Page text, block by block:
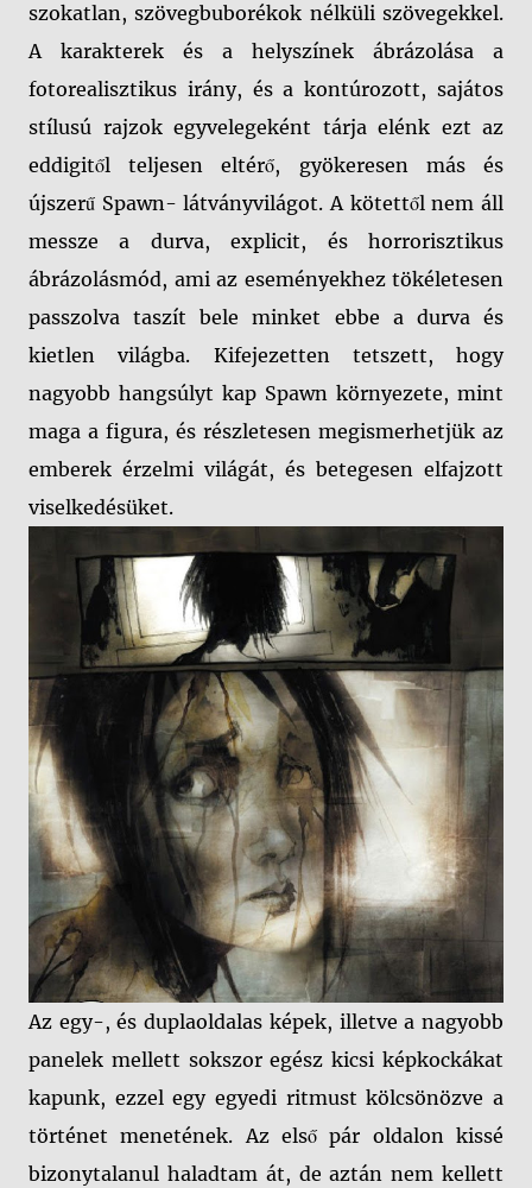
szokatlan, szövegbuborékok nélküli szövegekkel.
A karakterek és a helyszínek ábrázolása a
fotorealisztikus irány, és a kontúrozott, sajátos
stílusú rajzok egyvelegeként tárja elénk ezt az
eddigitől teljesen eltérő, gyökeresen más és
újszerű Spawn- látványvilágot. A kötettől nem áll
messze a durva, explicit, és horrorisztikus
ábrázolásmód, ami az eseményekhez tökéletesen
passzolva taszít bele minket ebbe a durva és
kietlen világba. Kifejezetten tetszett, hogy
nagyobb hangsúlyt kap Spawn környezete, mint
maga a figura, és részletesen megismerhetjük az
emberek érzelmi világát, és betegesen elfajzott
viselkedésüket.
Az egy-, és duplaoldalas képek, illetve a nagyobb
panelek mellett sokszor egész kicsi képkockákat
kapunk, ezzel egy egyedi ritmust kölcsönözve a
történet menetének. Az első pár oldalon kissé
bizonytalanul haladtam át, de aztán nem kellett